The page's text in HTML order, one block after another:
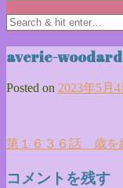
averie-
Posted on 2023年5月4
投
稿
第１６３６話 歳を
コメントを残す